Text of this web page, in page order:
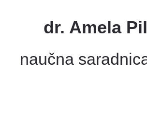
dr. Amela
naučna